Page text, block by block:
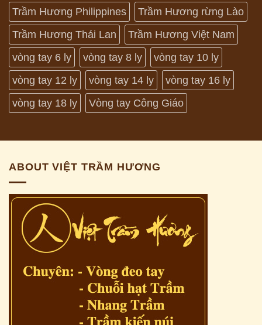
Trầm Hương Philippines
Trầm Hương rừng Lào
Trầm Hương Thái Lan
Trầm Hương Việt Nam
vòng tay 6 ly
vòng tay 8 ly
vòng tay 10 ly
vòng tay 12 ly
vòng tay 14 ly
vòng tay 16 ly
vòng tay 18 ly
Vòng tay Công Giáo
ABOUT VIỆT TRẦM HƯƠNG